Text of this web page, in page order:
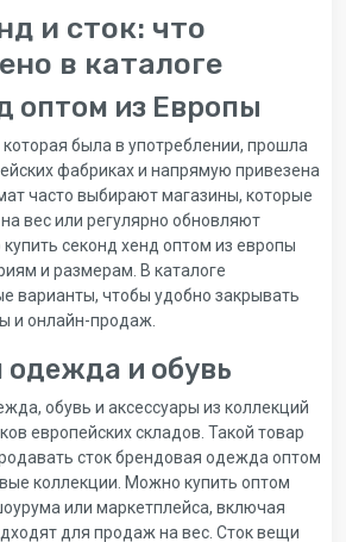
и сток: что
в каталоге
оптом из Европы
была в употреблении, прошла
фабриках и напрямую привезена
часто выбирают магазины, которые
вес или регулярно обновляют
секонд хенд оптом из европы
и размерам. В каталоге
варианты, чтобы удобно закрывать
и онлайн-продаж.
одежда и обувь
обувь и аксессуары из коллекций
европейских складов. Такой товар
сток брендовая одежда оптом
коллекции. Можно купить оптом
или маркетплейса, включая
для продаж на вес. Сток вещи